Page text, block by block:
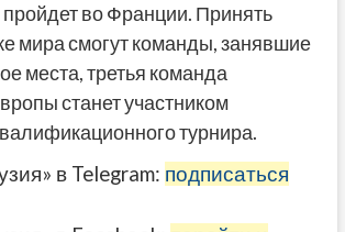
пройдет во Франции. Принять
мира смогут команды, занявшие
места, третья команда
станет участником
турнира.
в Telegram: подписаться